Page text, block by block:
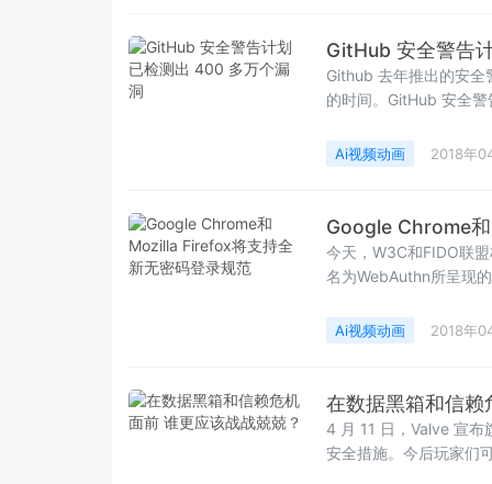
GitHub 安全警告
Github 去年推出的安
的时间。GitHub 安全
Ai视频动画 2018年
Google Chrome
今天，W3C和FIDO联
名为WebAuthn所呈现
远离密码，转向更安全
Ai视频动画 2018年
在数据黑箱和信赖
4 月 11 日，Valve 宣布
安全措施。今后玩家们